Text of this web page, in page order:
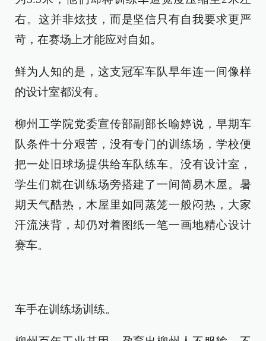
右。这并非炫技，而是坚信只有自我要求更严
苛，在赛场上才能应对自如。
鲜为人知的是，这支冠军车队早年连一间像样
的设计室都没有。
柳州工学院党委宣传部副部长喻婷说，早期车
队条件十分艰苦，没有专门的训练场，学校便
把一处旧球场提供给车队练车。没有设计室，
学生们就在训练场旁搭建了一间简易木屋。暑
期天气酷热，木屋里如同蒸笼一般闷热，大家
汗流浃背，却仍对着图纸一笔一画地精心设计
赛车。
车手在训练场训练。